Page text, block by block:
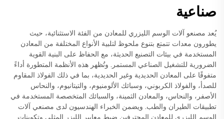
صناعية
يُعد مصنعو آلات الوسم الليزري للمعادن من الفئة الاستثنائية، حيث
يطورون معدات تتمتع بتنوع ملحوظ لتلبية الأنواع المختلفة من المعادن
المستخدمة في بيئات التصنيع الحديثة، مع الحفاظ على البنية القوية
الضرورية للتشغيل الصناعي المستمر. وتُظهر هذه الأنظمة المتطورة أداءً
متفوقًا على المعادن الحديدية وغير الحديدية، بما في ذلك الفولاذ المقاوم
للصدأ، والفولاذ الكربوني، وسبائك الألومنيوم، والتيتانيوم، والنحاس
الأصفر، والنحاس، والمعادن الثمينة، والسبائك المتخصصة المستخدمة في
تطبيقات الطيران والطب. ويضمن الخبراء الهندسيون لدى مصنعي آلات
الوسم الليزري للمعادن المحترفين ضبط معايير الليزر المثلى وتكوينات